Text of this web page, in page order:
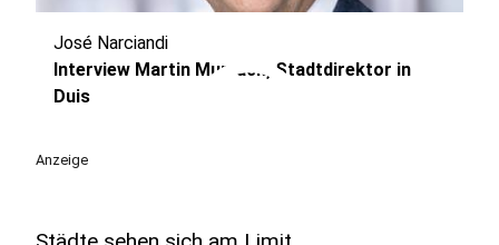
play_circle
José Narciandi
Interview Martin Murrack, Stadtdirektor in
Duis
Anzeige